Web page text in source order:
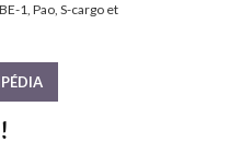
1, Pao, S-cargo et